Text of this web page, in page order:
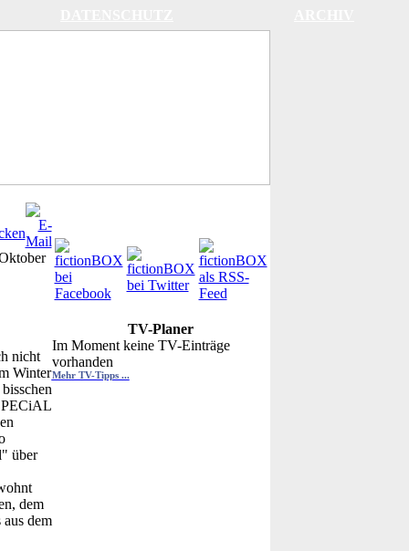
nicht
Winter
über
dem
dem
TV-Planer
Im Moment keine TV-Einträge
vorhanden
Mehr TV-Tipps ...